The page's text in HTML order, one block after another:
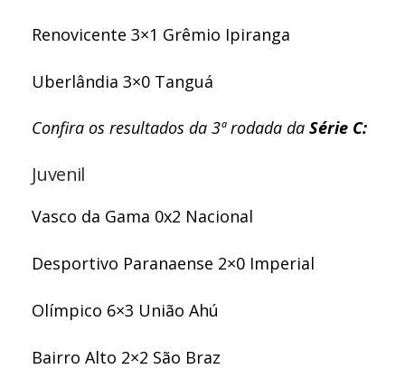
Renovicente 3×1 Grêmio Ipiranga
Uberlândia 3×0 Tanguá
Confira os resultados da 3ª rodada daSérie C:
Juvenil
Vasco da Gama 0x2 Nacional
Desportivo Paranaense 2×0 Imperial
Olímpico 6×3 União Ahú
Bairro Alto 2×2 São Braz